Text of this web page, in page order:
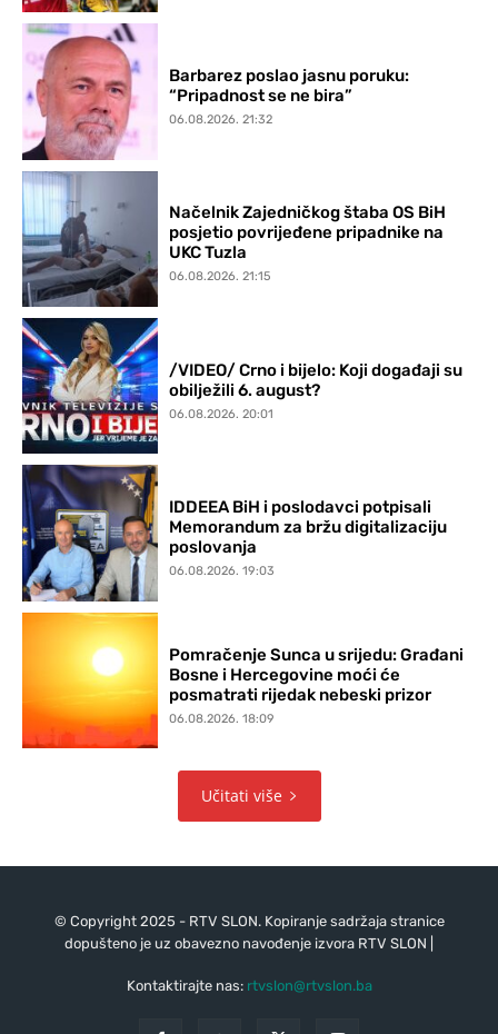
Barbarez poslao jasnu poruku:
“Pripadnost se ne bira”
06.08.2026. 21:32
Načelnik Zajedničkog štaba OS BiH
posjetio povrijeđene pripadnike na
UKC Tuzla
06.08.2026. 21:15
/VIDEO/ Crno i bijelo: Koji događaji su
obilježili 6. august?
06.08.2026. 20:01
IDDEEA BiH i poslodavci potpisali
Memorandum za bržu digitalizaciju
poslovanja
06.08.2026. 19:03
Pomračenje Sunca u srijedu: Građani
Bosne i Hercegovine moći će
posmatrati rijedak nebeski prizor
06.08.2026. 18:09
Učitati više
© Copyright 2025 - RTV SLON. Kopiranje sadržaja stranice
dopušteno je uz obavezno navođenje izvora RTV SLON |
Kontaktirajte nas: rtvslon@rtvslon.ba